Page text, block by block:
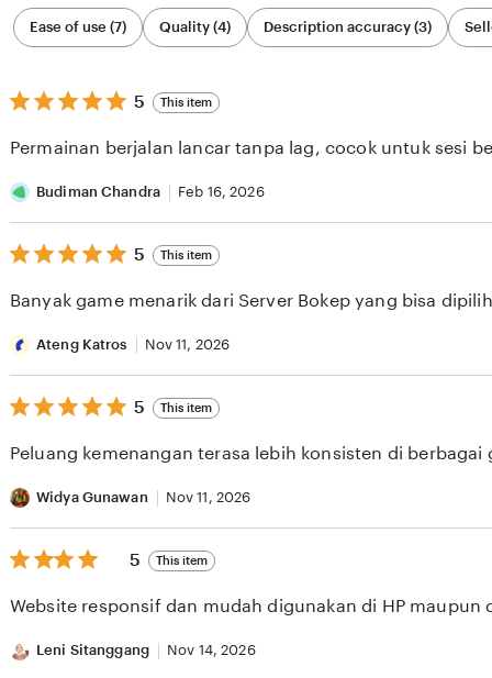
Filter
by
category
Ease of use (7) Quality (4) Description accuracy (3)
5
out
5
5 This item
Permainan berjalan lancar tanpa lag, cocok untuk sesi
Budiman Chandra Feb 16, 2026
5
out
5
5 This item
Banyak game menarik dari Server Bokep yang bisa
Ateng Katros Nov 11, 2026
5
out
5
5 This item
Peluang kemenangan terasa lebih konsisten di berbagai
Widya Gunawan Nov 11, 2026
5
out
5
5 This item
Website responsif dan mudah digunakan di HP maupun
Leni Sitanggang Nov 14, 2026